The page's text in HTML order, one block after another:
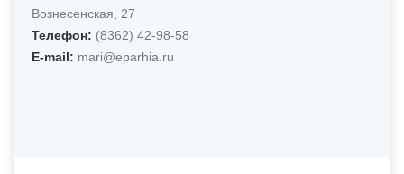
Вознесенская, 27
Телефон: (8362) 42-98-58
Е-mail: mari@eparhia.ru